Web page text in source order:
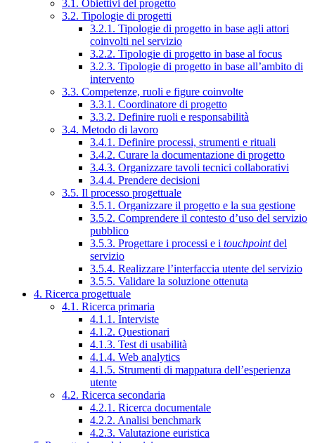
3.1. Obiettivi del progetto
3.2. Tipologie di progetti
3.2.1. Tipologie di progetto in base agli attori
coinvolti nel servizio
3.2.2. Tipologie di progetto in base al focus
3.2.3. Tipologie di progetto in base all’ambito di
intervento
3.3. Competenze, ruoli e figure coinvolte
3.3.1. Coordinatore di progetto
3.3.2. Definire ruoli e responsabilità
3.4. Metodo di lavoro
3.4.1. Definire processi, strumenti e rituali
3.4.2. Curare la documentazione di progetto
3.4.3. Organizzare tavoli tecnici collaborativi
3.4.4. Prendere decisioni
3.5. Il processo progettuale
3.5.1. Organizzare il progetto e la sua gestione
3.5.2. Comprendere il contesto d’uso del servizio
pubblico
3.5.3. Progettare i processi e i touchpointdel
servizio
3.5.4. Realizzare l’interfaccia utente del servizio
3.5.5. Validare la soluzione ottenuta
4. Ricerca progettuale
4.1. Ricerca primaria
4.1.1. Interviste
4.1.2. Questionari
4.1.3. Test di usabilità
4.1.4. Web analytics
4.1.5. Strumenti di mappatura dell’esperienza
utente
4.2. Ricerca secondaria
4.2.1. Ricerca documentale
4.2.2. Analisi benchmark
4.2.3. Valutazione euristica